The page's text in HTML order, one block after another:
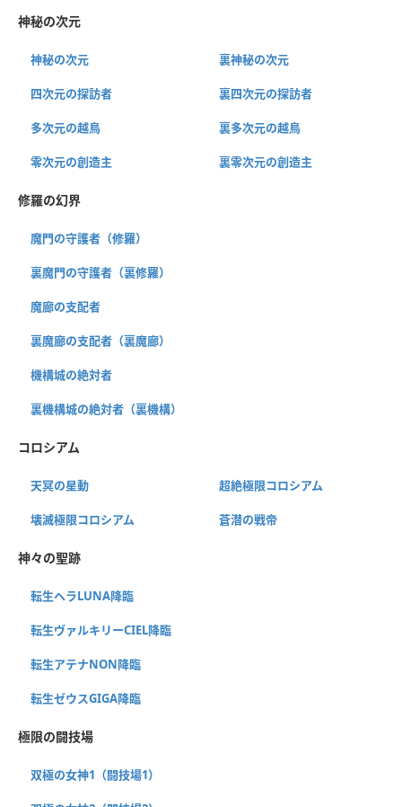
神秘の次元
神秘の次元 裏神秘の次元
四次元の探訪者 裏四次元の探訪者
多次元の越鳥 裏多次元の越鳥
零次元の創造主 裏零次元の創造主
修羅の幻界
魔門の守護者（修羅）
裏魔門の守護者（裏修羅）
魔廊の支配者
裏魔廊の支配者（裏魔廊）
機構城の絶対者
裏機構城の絶対者（裏機構）
コロシアム
天冥の星動 超絶極限コロシアム
壊滅極限コロシアム 蒼潜の戦帝
神々の聖跡
転生ヘラLUNA降臨
転生ヴァルキリーCIEL降臨
転生アテナNON降臨
転生ゼウスGIGA降臨
極限の闘技場
双極の女神1（闘技場1）